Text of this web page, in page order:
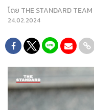
โดย THE STANDARD TEAM
24.02.2024